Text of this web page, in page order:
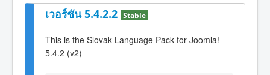
เวอร์ชัน 5.4.2.2 Stable
This is the Slovak Language Pack for Joomla!
5.4.2 (v2)